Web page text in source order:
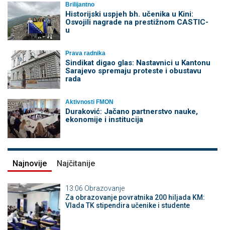
Brilijantno
Historijski uspjeh bh. učenika u Kini:
Osvojili nagrade na prestižnom CASTIC-
u
Prava radnika
Sindikat digao glas: Nastavnici u Kantonu
Sarajevo spremaju proteste i obustavu
rada
Aktivnosti FMON
Duraković: Jačano partnerstvo nauke,
ekonomije i institucija
Najnovije Najčitanije
13:06 Obrazovanje
Za obrazovanje povratnika 200 hiljada KM:
Vlada TK stipendira učenike i studente